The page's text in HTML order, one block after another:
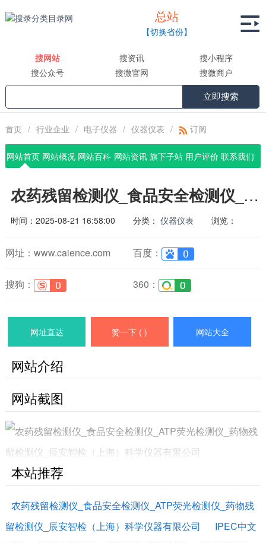

总站
【切换省份】
搜网站 搜资讯
搜小程序
搜公众号
搜微官网 搜微商户
立即搜索
首页 / 行业企业 / 电子仪器 / 仪器仪表 / 订阅
网站首页 网站概况 网站百科 网站资讯 旗下子站 用户评价 联系我们
农药残留检测仪_食品安全检测仪_ATP荧光检测仪_药物残留检测仪_辰安智检（上海）科学仪器有限公司
时间：2025-08-21 16:58:00 分类： 仪器仪表 浏览：
网址：www.caience.com 百度：
搜狗： 360：
网址直达 赞一下 () 网站大全
网站介绍
网站截图
本站推荐
农药残留检测仪_食品安全检测仪_ATP荧光检测仪_药物残
留检测仪_辰安智检（上海）科学仪器有限公司
IPEC中文